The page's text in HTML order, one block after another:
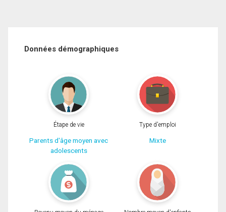
Données démographiques
Étape de vie
Parents d'âge moyen avec
adolescents
Type d'emploi
Mixte